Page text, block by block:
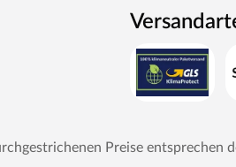
Preise entsprechen